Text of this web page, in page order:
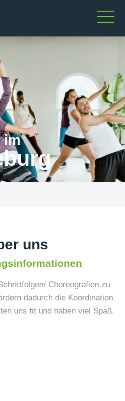
im
uns
Choreografien zu
dadurch die Koordination
uns fit und haben viel Spaß.